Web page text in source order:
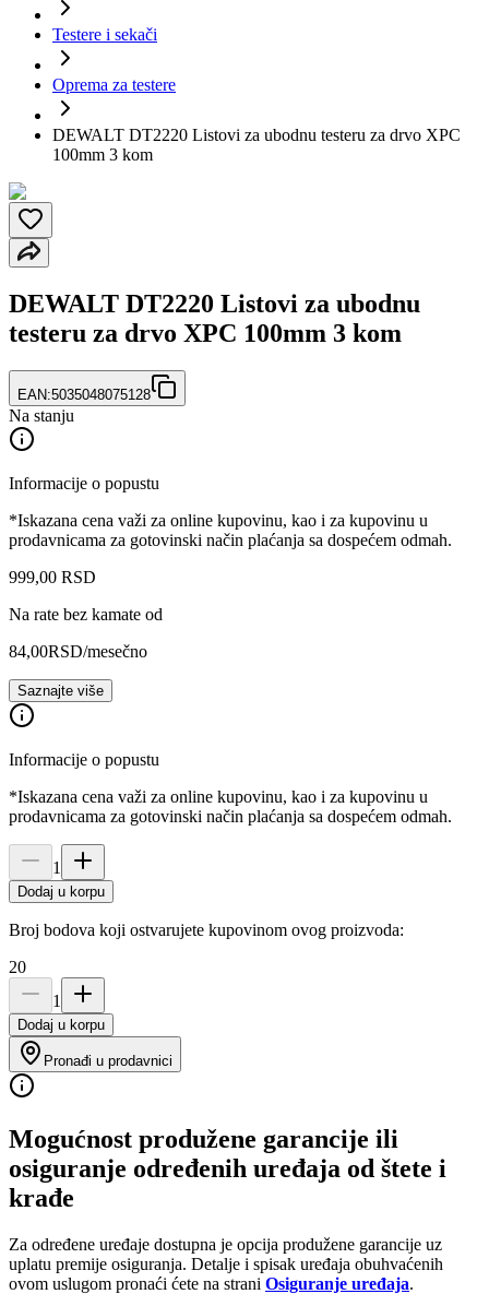
Testere i sekači
Oprema za testere
DEWALT DT2220 Listovi za ubodnu testeru za drvo XPC
100mm 3 kom
DEWALT DT2220 Listovi za ubodnu
testeru za drvo XPC 100mm 3 kom
EAN:5035048075128
Na stanju
Informacije o popustu
*Iskazana cena važi za online kupovinu, kao i za kupovinu u
prodavnicama za gotovinski način plaćanja sa dospećem odmah.
999,00 RSD
Na rate bez kamate od
84,00RSD/mesečno
Saznajte više
Informacije o popustu
*Iskazana cena važi za online kupovinu, kao i za kupovinu u
prodavnicama za gotovinski način plaćanja sa dospećem odmah.
1
Dodaj u korpu
Broj bodova koji ostvarujete kupovinom ovog proizvoda:
20
1
Dodaj u korpu
Pronađi u prodavnici
Mogućnost produžene garancije ili
osiguranje određenih uređaja od štete i
krađe
Za određene uređaje dostupna je opcija produžene garancije uz
uplatu premije osiguranja. Detalje i spisak uređaja obuhvaćenih
ovom uslugom pronaći ćete na strani Osiguranje uređaja.